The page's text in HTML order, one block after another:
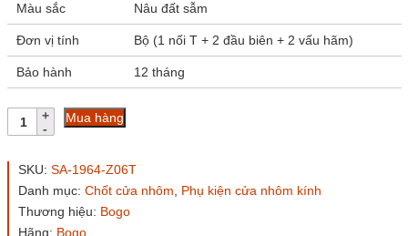
Màu sắc Nâu đất sẫm
Đơn vị tính Bộ (1 nối T + 2 đầu biên + 2 vấu hãm)
Bảo hành 12 tháng
Bộ
5
đa
cửa
sổ
Mua hàng
SKU: SA-1964-Z06T
Danh mục: Chốt cửa nhôm
Phụ kiện cửa nhôm kính
Thương hiệu: Bogo
Hãng: Bogo